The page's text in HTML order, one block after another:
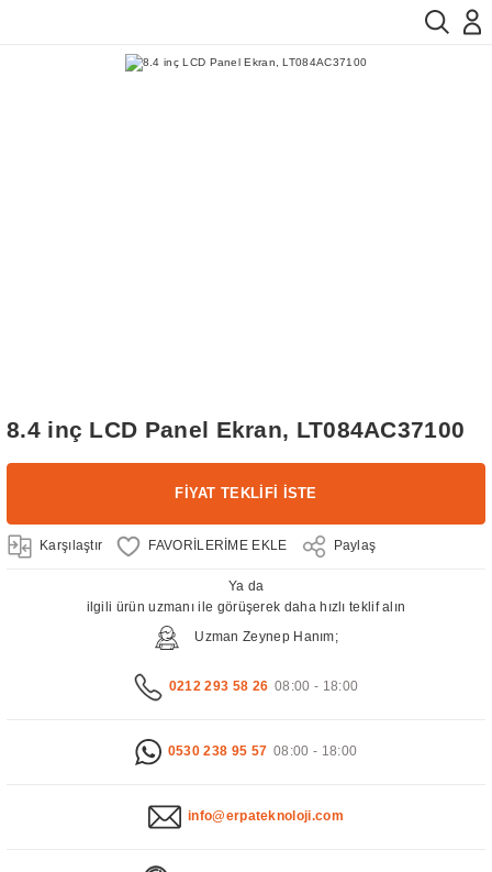
8.4 inç LCD Panel Ekran, LT084AC37100
FİYAT TEKLİFİ İSTE
Karşılaştır Paylaş
Ya da
ilgili ürün uzmanı ile görüşerek daha hızlı teklif alın
Uzman Zeynep Hanım;
0212 293 58 26 08:00 - 18:00
0530 238 95 57 08:00 - 18:00
info@erpateknoloji.com